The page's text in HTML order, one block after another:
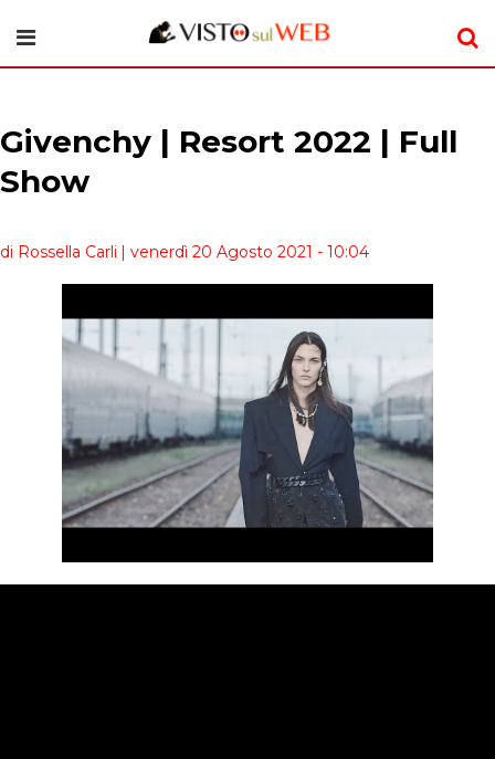
Givenchy | Resort 2022 | Full
Show
di Rossella Carli | venerdì 20 Agosto 2021 - 10:04